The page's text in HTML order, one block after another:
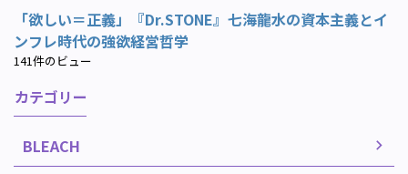
「欲しい＝正義」『Dr.STONE』七海龍水の資本主義とイ
ンフレ時代の強欲経営哲学
141件のビュー
カテゴリー
BLEACH